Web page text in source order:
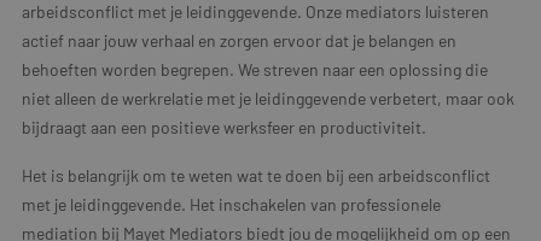
arbeidsconflict met je leidinggevende. Onze mediators luisteren
actief naar jouw verhaal en zorgen ervoor dat je belangen en
behoeften worden begrepen. We streven naar een oplossing die
niet alleen de werkrelatie met je leidinggevende verbetert, maar ook
bijdraagt aan een positieve werksfeer en productiviteit.
Het is belangrijk om te weten wat te doen bij een arbeidsconflict
met je leidinggevende. Het inschakelen van professionele
mediation bij Mayet Mediators biedt jou de mogelijkheid om op een